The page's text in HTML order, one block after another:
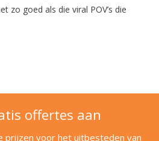
zo goed als die viral POV’s die
offertes aan
prijzen voor het uitbesteden van